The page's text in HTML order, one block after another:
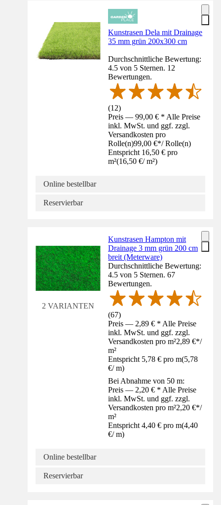
Kunstrasen Dela mit Drainage
35 mm grün 200x300 cm
Durchschnittliche Bewertung:
4.5 von 5 Sternen. 12
Bewertungen.
(12)
Preis — 99,00 € * Alle Preise
inkl. MwSt. und ggf. zzgl.
Versandkosten pro
Rolle(n)99,00 €*/ Rolle(n)
Entspricht 16,50 € pro
m²(16,50 €/ m²)
Online bestellbar
Reservierbar
2 VARIANTEN
Kunstrasen Hampton mit
Drainage 3 mm grün 200 cm
breit (Meterware)
Durchschnittliche Bewertung:
4.5 von 5 Sternen. 67
Bewertungen.
(67)
Preis — 2,89 € * Alle Preise
inkl. MwSt. und ggf. zzgl.
Versandkosten pro m²2,89 €*/
m²
Entspricht 5,78 € pro m(5,78
€/ m)
Bei Abnahme von 50 m:
Preis — 2,20 € * Alle Preise
inkl. MwSt. und ggf. zzgl.
Versandkosten pro m²2,20 €*/
m²
Entspricht 4,40 € pro m(4,40
€/ m)
Online bestellbar
Reservierbar